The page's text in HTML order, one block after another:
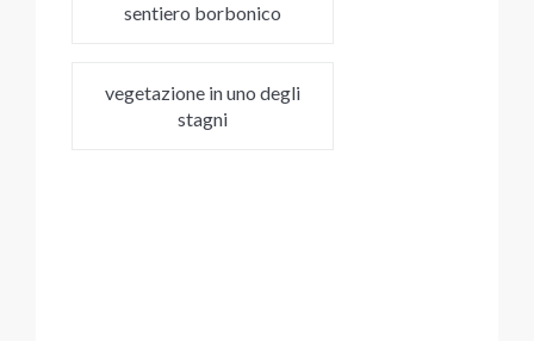
sentiero borbonico
vegetazione in uno degli
stagni